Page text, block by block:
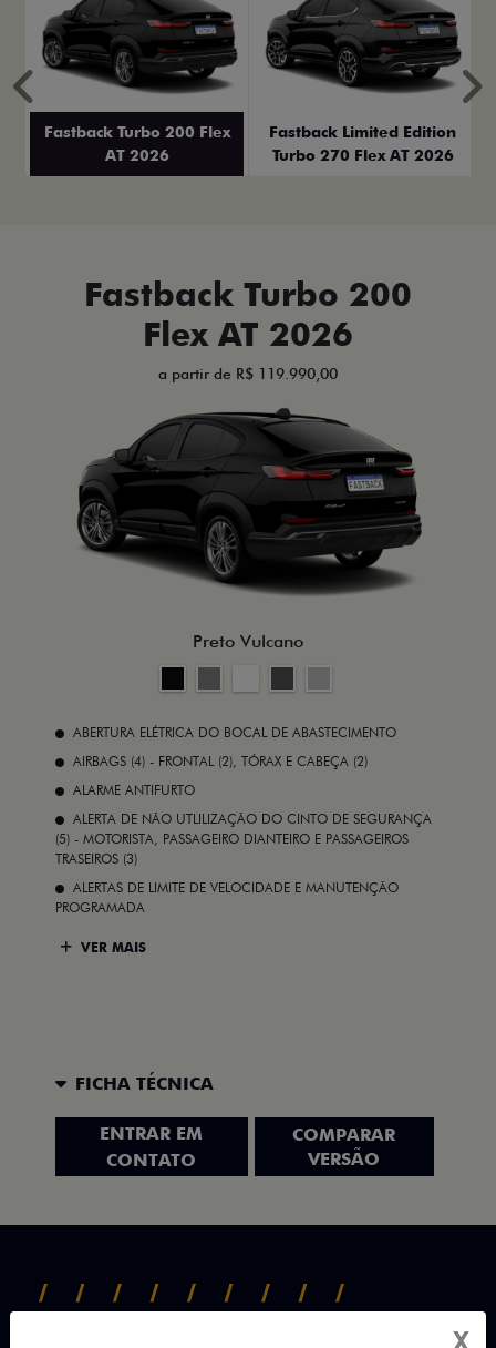
Fastback Turbo 200 Flex
AT 2026
Fastback Limited Edition
Turbo 270 Flex AT 2026
Anterior
Fastback Turbo 200
Flex AT 2026
a partir de R$ 119.990,00
Preto Vulcano
ABERTURA ELÉTRICA DO BOCAL DE ABASTECIMENTO
AIRBAGS (4) - FRONTAL (2), TÓRAX E CABEÇA (2)
ALARME ANTIFURTO
ALERTA DE NÃO UTLILIZAÇÃO DO CINTO DE SEGURANÇA
(5) - MOTORISTA, PASSAGEIRO DIANTEIRO E PASSAGEIROS
TRASEIROS (3)
ALERTAS DE LIMITE DE VELOCIDADE E MANUTENÇÃO
PROGRAMADA
VER MAIS
FICHA TÉCNICA
ENTRAR EM
CONTATO
COMPARAR
VERSÃO
X